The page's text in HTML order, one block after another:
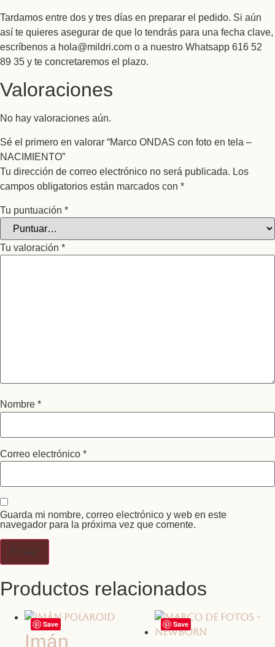
Tardamos entre dos y tres días en preparar el pedido. Si aún
así te quieres asegurar de que lo tendrás para una fecha clave,
escríbenos a hola@mildri.com o a nuestro Whatsapp 616 52
89 35 y te concretaremos el plazo.
Valoraciones
No hay valoraciones aún.
Sé el primero en valorar “Marco ONDAS con foto en tela –
NACIMIENTO”
Tu dirección de correo electrónico no será publicada. Los
campos obligatorios están marcados con *
Tu puntuación *
Tu valoración *
Nombre *
Correo electrónico *
Guarda mi nombre, correo electrónico y web en este
navegador para la próxima vez que comente.
Productos relacionados
Save
Imán
Save